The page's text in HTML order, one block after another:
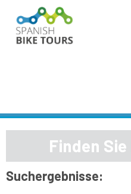
Finden
Suchergebnisse: